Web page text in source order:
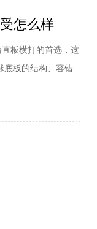
怎么样
板横打的首选，这
底板的结构、容错
底板